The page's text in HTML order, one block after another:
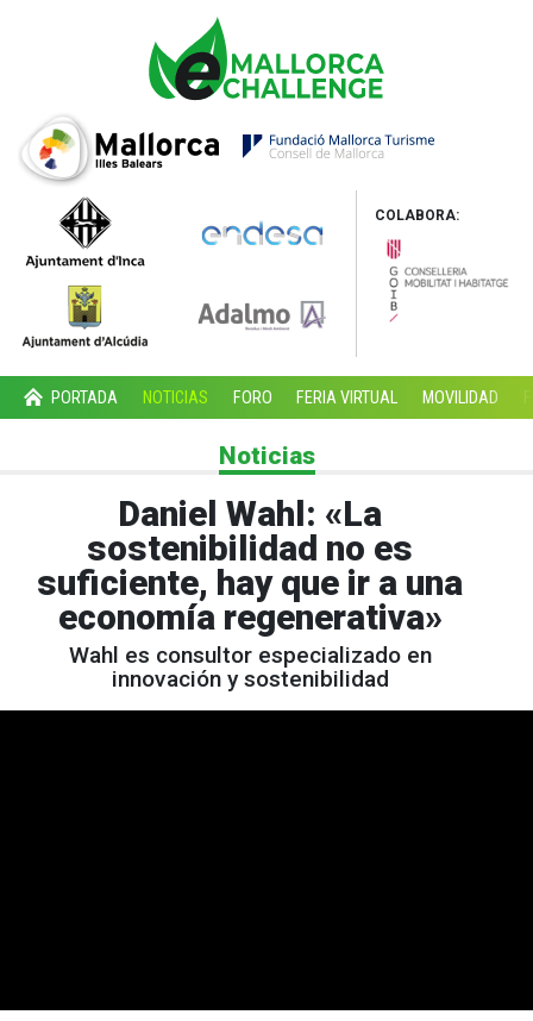
COLABORA:
PORTADA NOTICIAS FORO FERIA VIRTUAL MOVILIDAD
Noticias
Daniel Wahl: «La
sostenibilidad no es
suficiente, hay que ir a una
economía regenerativa»
Wahl es consultor especializado en
innovación y sostenibilidad